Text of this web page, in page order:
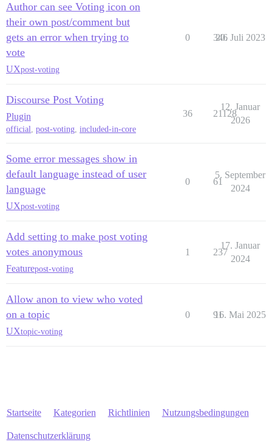
Author can see Voting icon on
their own post/comment but
gets an error when trying to
vote
UXpost-voting
0 346
20. Juli 2023
Discourse Post Voting
Plugin
official, post-voting, included-in-core
36 21128
12. Januar
2026
Some error messages show in
default language instead of user
language
UXpost-voting
0 61
5. September
2024
Add setting to make post voting
votes anonymous
Featurepost-voting
1 237
17. Januar
2024
Allow anon to view who voted
on a topic
UXtopic-voting
0 91
16. Mai 2025
Startseite Kategorien Richtlinien Nutzungsbedingungen
Datenschutzerklärung